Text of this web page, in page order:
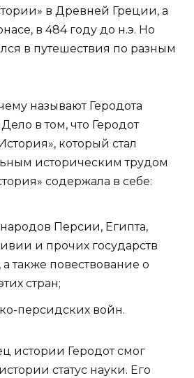
в Древней Греции, а
в 484 году до н.э. Но
в путешествия по разным
называют Геродота
в том, что Геродот
который стал
историческим трудом
содержала в себе:
Персии, Египта,
и прочих государств
также повествование о
стран;
персидских войн.
истории Геродот смог
статус науки. Его